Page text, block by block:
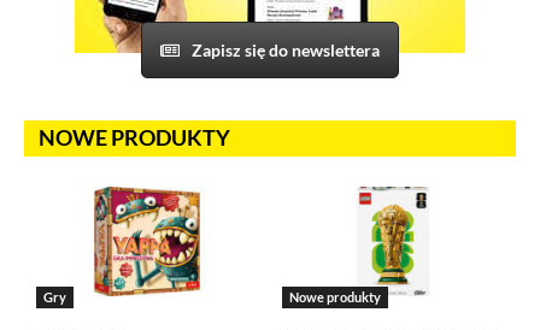
Zapisz się do newslettera
NOWE PRODUKTY
Gry Nowe produkty
od ich dostawców. Dostawcy mogą uzyskiwać dostęp
do informacji gromadzonych w plikach cookies. Możesz
wyłączyć pliki cookies związane z odtwarzaczami, ale wtedy